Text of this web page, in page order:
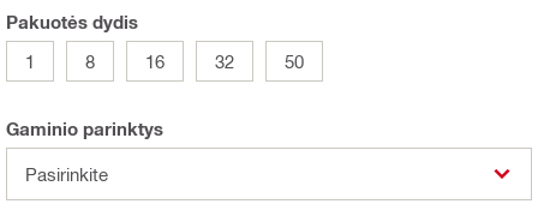
Pakuotės dydis
1
8 16 32 50
Gaminio parinktys
Pasirinkite